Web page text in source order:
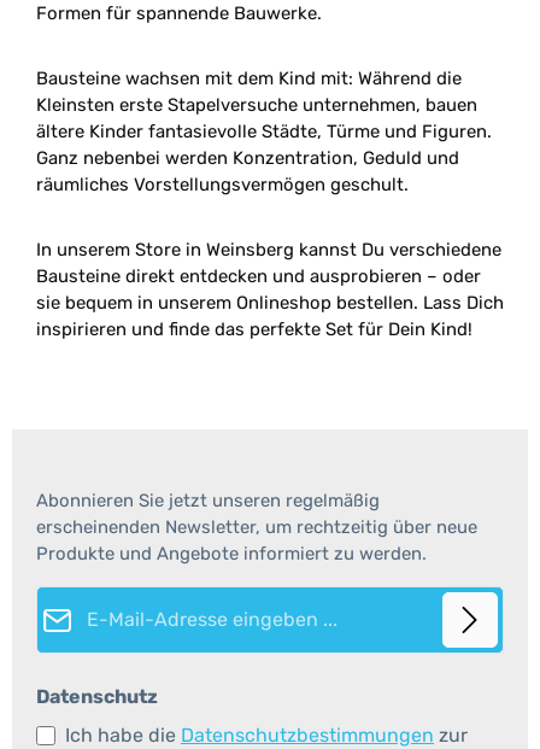
Formen für spannende Bauwerke.
Bausteine wachsen mit dem Kind mit: Während die
Kleinsten erste Stapelversuche unternehmen, bauen
ältere Kinder fantasievolle Städte, Türme und Figuren.
Ganz nebenbei werden Konzentration, Geduld und
räumliches Vorstellungsvermögen geschult.
In unserem Store in Weinsberg kannst Du verschiedene
Bausteine direkt entdecken und ausprobieren – oder
sie bequem in unserem Onlineshop bestellen. Lass Dich
inspirieren und finde das perfekte Set für Dein Kind!
Abonnieren Sie jetzt unseren regelmäßig
erscheinenden Newsletter, um rechtzeitig über neue
Produkte und Angebote informiert zu werden.
E-Mail-Adresse*
Datenschutz
Ich habe die Datenschutzbestimmungen zur